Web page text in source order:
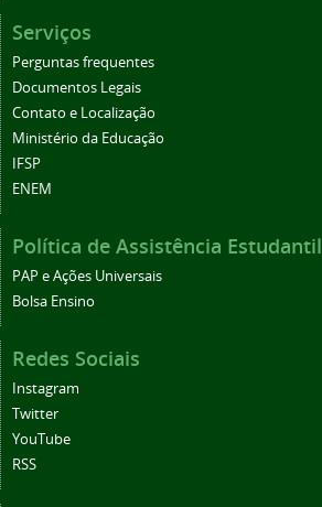
Serviços
Perguntas frequentes
Documentos Legais
Contato e Localização
Ministério da Educação
IFSP
ENEM
Política de Assistência Estudantil
PAP e Ações Universais
Bolsa Ensino
Redes Sociais
Instagram
Twitter
YouTube
RSS